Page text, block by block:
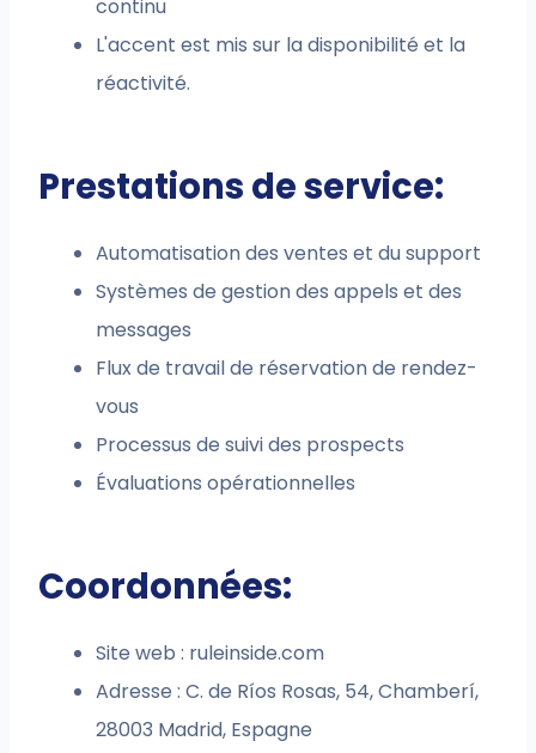
continu
L'accent est mis sur la disponibilité et la
réactivité.
Prestations de service:
Automatisation des ventes et du support
Systèmes de gestion des appels et des
messages
Flux de travail de réservation de rendez-
vous
Processus de suivi des prospects
Évaluations opérationnelles
Coordonnées:
Site web : ruleinside.com
Adresse : C. de Ríos Rosas, 54, Chamberí,
28003 Madrid, Espagne